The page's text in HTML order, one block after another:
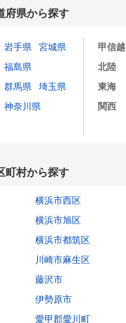
府県から探す
岩手県
宮城県
福島県
群馬県
埼玉県
神奈川県
甲信越
北陸
東海
関西
町村から探す
横浜市西区
横浜市旭区
横浜市都筑区
川崎市麻生区
藤沢市
伊勢原市
愛甲郡愛川町